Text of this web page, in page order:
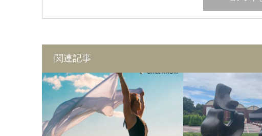
関連記事